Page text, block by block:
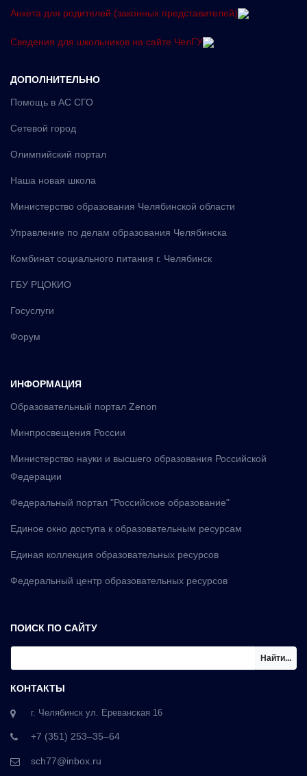
Анкета для родителей (законных представителей)
Сведения для школьников на сайте ЧелГУ
ДОПОЛНИТЕЛЬНО
Помощь в АС СГО
Сетевой город
Олимпийский портал
Наша новая школа
Министерство образования Челябинской области
Управление по делам образования Челябинска
Комбинат социального питания г. Челябинск
ГБУ РЦОКИО
Госуслуги
Форум
ИНФОРМАЦИЯ
Образовательный портал Zenon
Минпросвещения России
Министерство науки и высшего образования Российской
Федерации
Федеральный портал "Российское образование"
Единое окно доступа к образовательным ресурсам
Единая коллекция образовательных ресурсов
Федеральный центр образовательных ресурсов
ПОИСК ПО САЙТУ
Найти...
КОНТАКТЫ
г. Челябинск ул. Ереванская 16
+7 (351) 253‒35‒64
sch77@inbox.ru